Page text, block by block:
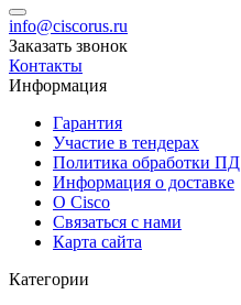
info@ciscorus.ru
Заказать звонок
Контакты
Информация
Гарантия
Участие в тендерах
Политика обработки ПД
Информация о доставке
О Cisco
Связаться с нами
Карта сайта
Категории